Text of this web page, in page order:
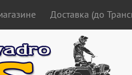
Доставка (до